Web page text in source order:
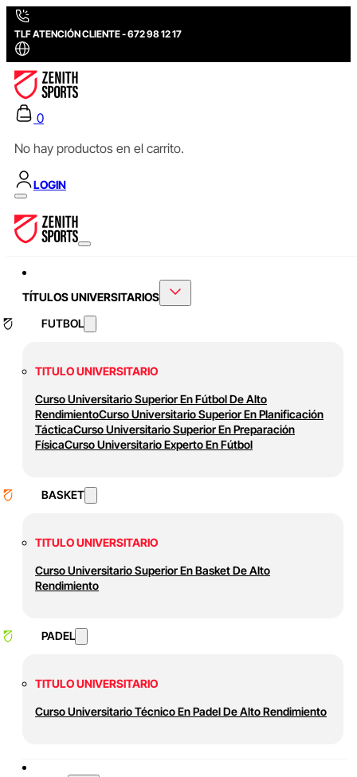
TLF ATENCIÓN CLIENTE - 672 98 12 17
0
No hay productos en el carrito.
LOGIN
TÍTULOS UNIVERSITARIOS
FUTBOL
TITULO UNIVERSITARIO
Curso Universitario Superior En Fútbol De Alto
RendimientoCurso Universitario Superior En Planificación
TácticaCurso Universitario Superior En Preparación
FísicaCurso Universitario Experto En Fútbol
BASKET
TITULO UNIVERSITARIO
Curso Universitario Superior En Basket De Alto
Rendimiento
PADEL
TITULO UNIVERSITARIO
Curso Universitario Técnico En Padel De Alto Rendimiento